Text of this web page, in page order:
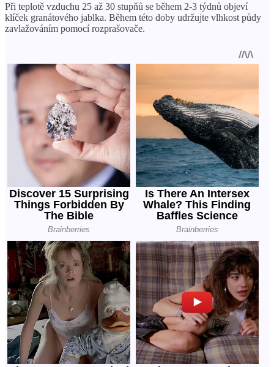
Při teplotě vzduchu 25 až 30 stupňů se během 2-3 týdnů objeví
klíček granátového jablka. Během této doby udržujte vlhkost půdy
zavlažováním pomocí rozprašovače.